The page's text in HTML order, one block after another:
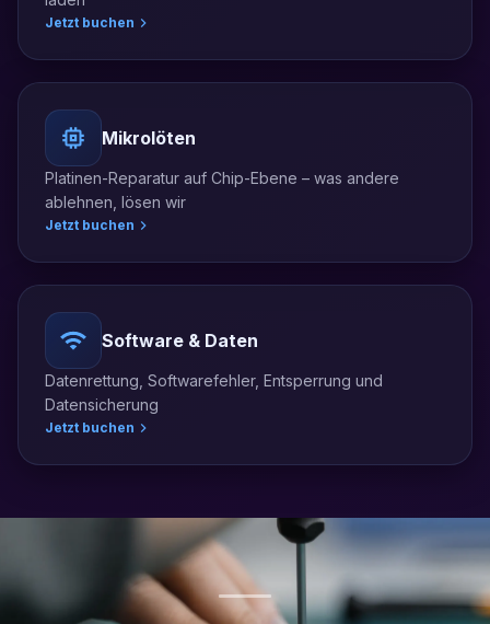
Jetzt buchen
Mikrolöten
Platinen-Reparatur auf Chip-Ebene – was andere
ablehnen, lösen wir
Jetzt buchen
Software & Daten
Datenrettung, Softwarefehler, Entsperrung und
Datensicherung
Jetzt buchen